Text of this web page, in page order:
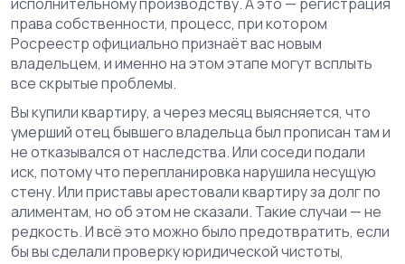
права собственности, процесс, при котором
Росреестр официально признаёт вас новым
владельцем, и именно на этом этапе могут всплыть
все скрытые проблемы.
Вы купили квартиру, а через месяц выясняется, что
умерший отец бывшего владельца был прописан там и
не отказывался от наследства. Или соседи подали
иск, потому что перепланировка нарушила несущую
стену. Или приставы арестовали квартиру за долг по
алиментам, но об этом не сказали. Такие случаи — не
редкость. И всё это можно было предотвратить, если
бы вы сделалипроверку юридической чистоты,